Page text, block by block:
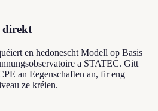
direkt
en hedonescht Modell op Basis
a STATEC. Gitt
an Eegenschaften an, fir eng
ze kréien.